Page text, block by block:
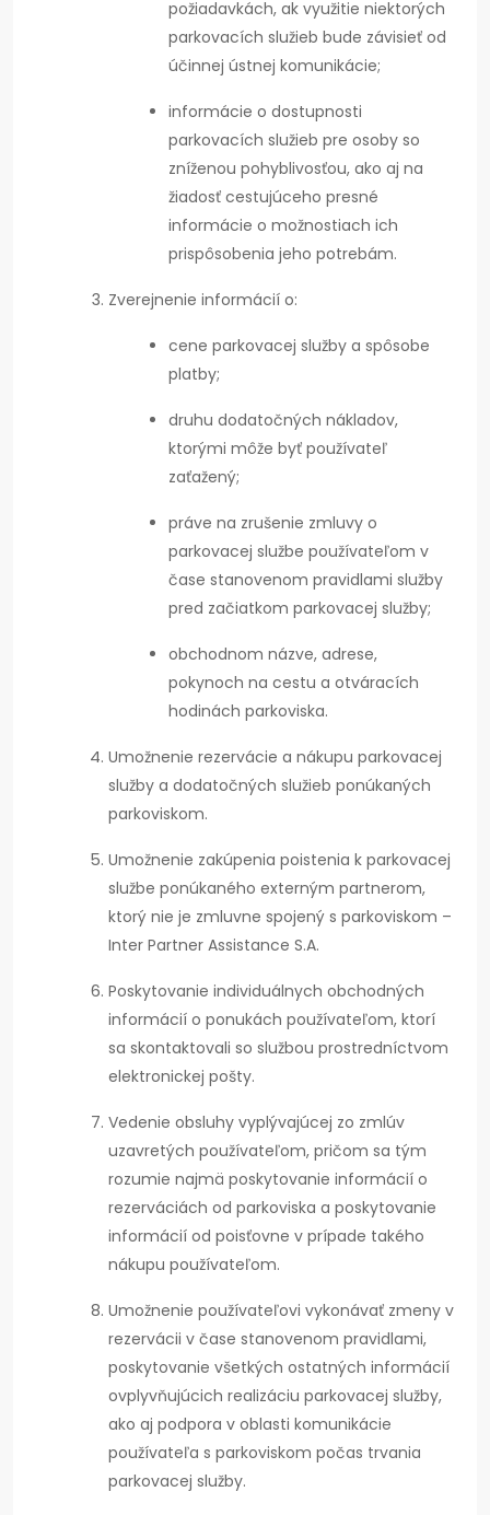
požiadavkách, ak využitie niektorých
parkovacích služieb bude závisieť od
účinnej ústnej komunikácie;
informácie o dostupnosti
parkovacích služieb pre osoby so
zníženou pohyblivosťou, ako aj na
žiadosť cestujúceho presné
informácie o možnostiach ich
prispôsobenia jeho potrebám.
Zverejnenie informácií o:
cene parkovacej služby a spôsobe
platby;
druhu dodatočných nákladov,
ktorými môže byť používateľ
zaťažený;
práve na zrušenie zmluvy o
parkovacej službe používateľom v
čase stanovenom pravidlami služby
pred začiatkom parkovacej služby;
obchodnom názve, adrese,
pokynoch na cestu a otváracích
hodinách parkoviska.
Umožnenie rezervácie a nákupu parkovacej
služby a dodatočných služieb ponúkaných
parkoviskom.
Umožnenie zakúpenia poistenia k parkovacej
službe ponúkaného externým partnerom,
ktorý nie je zmluvne spojený s parkoviskom –
Inter Partner Assistance S.A.
Poskytovanie individuálnych obchodných
informácií o ponukách používateľom, ktorí
sa skontaktovali so službou prostredníctvom
elektronickej pošty.
Vedenie obsluhy vyplývajúcej zo zmlúv
uzavretých používateľom, pričom sa tým
rozumie najmä poskytovanie informácií o
rezerváciách od parkoviska a poskytovanie
informácií od poisťovne v prípade takého
nákupu používateľom.
Umožnenie používateľovi vykonávať zmeny v
rezervácii v čase stanovenom pravidlami,
poskytovanie všetkých ostatných informácií
ovplyvňujúcich realizáciu parkovacej služby,
ako aj podpora v oblasti komunikácie
používateľa s parkoviskom počas trvania
parkovacej služby.